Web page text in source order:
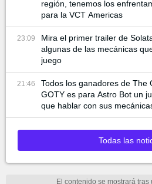
región, tenemos los
para la VCT Americas
23:09
Mira el primer trailer de
algunas de las mecánicas
juego
21:46
Todos los ganadores de The
GOTY es para Astro Bot un
que hablar con sus
Todas las